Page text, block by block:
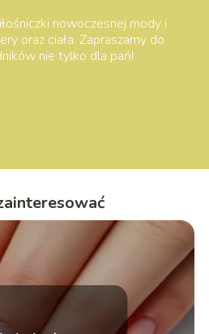
nowoczesnej mody i
oraz ciała. Zapraszamy do
nie tylko dla pań!